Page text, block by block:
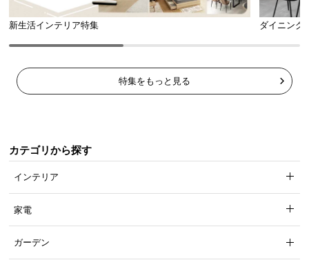
新生活インテリア特集 ダイニング
特集をもっと見る
カテゴリから探す
インテリア
家電
ガーデン